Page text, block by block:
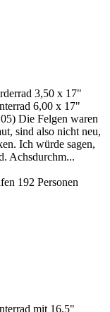
3,50 x 17"
6,00 x 17"
Die Felgen waren
sind also nicht neu,
Ich würde sagen,
Achsdurchm...
192 Personen
mit 16,5"